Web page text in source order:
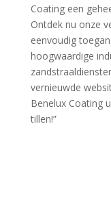
Coating een
Ontdek nu onze
eenvoudig
hoogwaardige
vernieuwde
Benelux Coating
tillen!”